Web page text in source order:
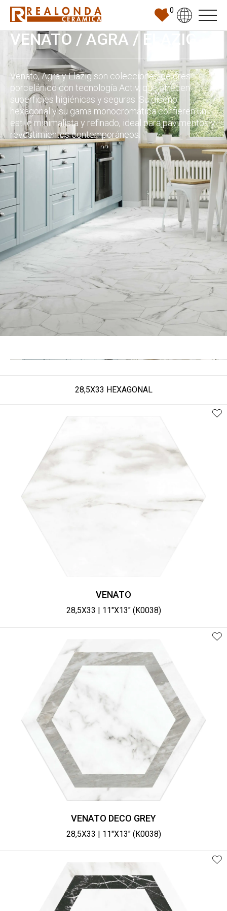
0
VENATO / AGRA / ELAZIG
Venato, Agra y Elazig son colecciones de gres
porcelánico con tecnología Activ, que ofrecen
superficies higiénicas y seguras. Su diseño
hexagonal y su gama monocromática confieren un
estilo minimalista y refinado, ideal para pavimentos y
revestimientos contemporáneos.
28,5X33 HEXAGONAL
VENATO
28,5X33 | 11"X13" (K0038)
VENATO DECO GREY
28,5X33 | 11"X13" (K0038)